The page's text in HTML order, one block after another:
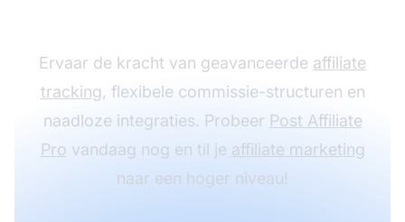
Ervaar de kracht van geavanceerde affiliate
tracking, flexibele commissie-structuren en
naadloze integraties. Probeer Post Affiliate
Pro vandaag nog en til je affiliate marketing
naar een hoger niveau!